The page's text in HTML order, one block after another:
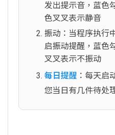
发出提示音，蓝色
色叉叉表示静音
振动：当程序执行
启振动提醒，蓝色
叉叉表示不振动
每日提醒 ：每天启
您当日有几件待处